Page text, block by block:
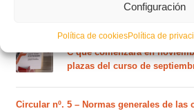
Configuración
Política de cookiesPolítica de
Nuevo curso de Entrenador
C que comenzará en
plazas del curso de
Circular nº. 5 – Normas generales de las